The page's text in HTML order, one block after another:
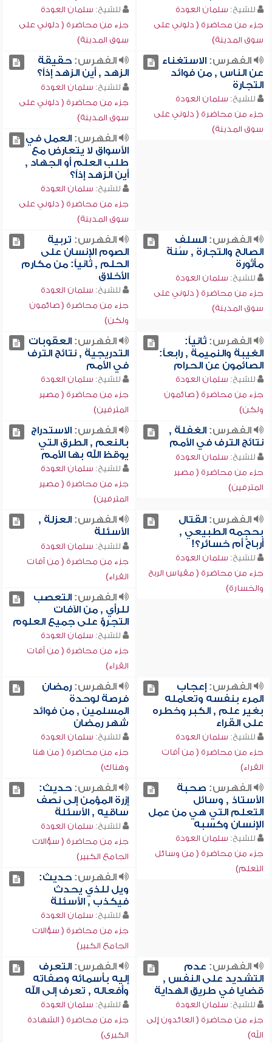
للشيخ: سلمان العودة
جزء من محاضرة ( دلوني على
سوق المدينة)
للشيخ: سلمان العودة
جزء من محاضرة ( دلوني على
سوق المدينة)
الفهرس:الاستغناء
عن الناس , من فوائد
التجارة
للشيخ: سلمان العودة
جزء من محاضرة ( دلوني على
سوق المدينة)
الفهرس:حقيقة
الزهد , أين الزهد إذاً؟
للشيخ: سلمان العودة
جزء من محاضرة ( دلوني على
سوق المدينة)
الفهرس:العمل في
الأسواق لا يتعارض مع
طلب العلم أو الجهاد ,
أين الزهد إذاً؟
للشيخ: سلمان العودة
جزء من محاضرة ( دلوني على
سوق المدينة)
الفهرس:السلف
الصالح والتجارة , سُنةً
مأثورة
للشيخ: سلمان العودة
جزء من محاضرة ( دلوني على
سوق المدينة)
الفهرس: تربية
الصوم الإنسان على
الحلم , ثانياً: من مكارم
الأخلاق
للشيخ: سلمان العودة
جزء من محاضرة ( صائمون
ولكن)
الفهرس:ثانياً:
الغيبة والنميمة , رابعاً:
الصائمون عن الحرام
للشيخ: سلمان العودة
جزء من محاضرة ( صائمون
ولكن)
الفهرس:العقوبات
التدريجية , نتائج الترف
في الأمم
للشيخ: سلمان العودة
جزء من محاضرة ( مصير
المترفين)
الفهرس:الغفلة ,
نتائج الترف في الأمم
للشيخ: سلمان العودة
جزء من محاضرة ( مصير
المترفين)
الفهرس:الاستدراج
بالنعم , الطرق التي
يوقظ الله بها الأمم
للشيخ: سلمان العودة
جزء من محاضرة ( مصير
المترفين)
الفهرس:القتال
بحجمه الطبيعي ,
أرباحٌ أم خسائر؟!
للشيخ: سلمان العودة
جزء من محاضرة ( مقياس الربح
والخسارة)
الفهرس:العزلة ,
الأسئلة
للشيخ: سلمان العودة
جزء من محاضرة ( من آفات
القراء)
الفهرس:التعصب
للرأي , من الآفات
التجرؤ على جميع العلوم
للشيخ: سلمان العودة
جزء من محاضرة ( من آفات
القراء)
الفهرس:إعجاب
المرء بنفسه وتعامله
بغير علم , الكبر وخطره
على القراء
للشيخ: سلمان العودة
جزء من محاضرة ( من آفات
القراء)
الفهرس:رمضان
فرصة لوحدة
المسلمين , من فوائد
شهر رمضان
للشيخ: سلمان العودة
جزء من محاضرة ( من هنا
وهناك)
الفهرس: صحبة
الأستاذ , وسائل
التعلم التي هي من عمل
الإنسان وكسبه
للشيخ: سلمان العودة
جزء من محاضرة ( من وسائل
التعلم)
الفهرس:حديث:
إزرة المؤمن إلى نصف
ساقيه , الأسئلة
للشيخ: سلمان العودة
جزء من محاضرة ( سؤالات
الجامع الكبير)
الفهرس:حديث:
ويل للذي يحدث
فيكذب , الأسئلة
للشيخ: سلمان العودة
جزء من محاضرة ( سؤالات
الجامع الكبير)
الفهرس: عدم
التشديد على النفس ,
قضايا في طريق الهداية
للشيخ: سلمان العودة
جزء من محاضرة ( العائدون إلى
الله)
الفهرس:التعرف
إليه بأسمائه وصفاته
وأفعاله , تعرف إلى الله
للشيخ: سلمان العودة
جزء من محاضرة ( الشهادة
الكبرى)